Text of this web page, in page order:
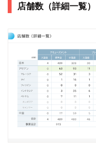
店舗数（詳細一覧）